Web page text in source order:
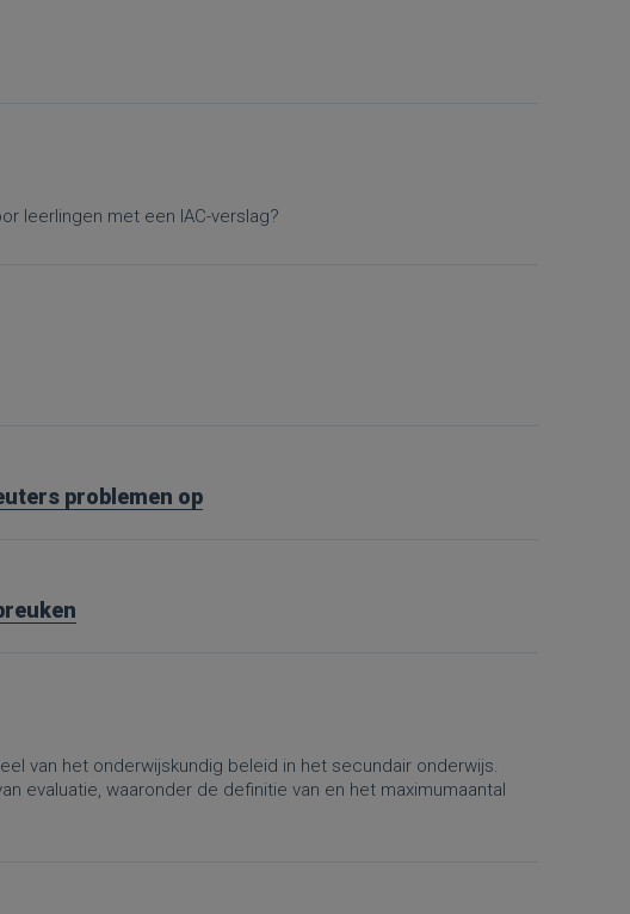
leerlingen met een IAC-verslag?
problemen op
van het onderwijskundig beleid in het secundair onderwijs.
evaluatie, waaronder de definitie van en het maximumaantal